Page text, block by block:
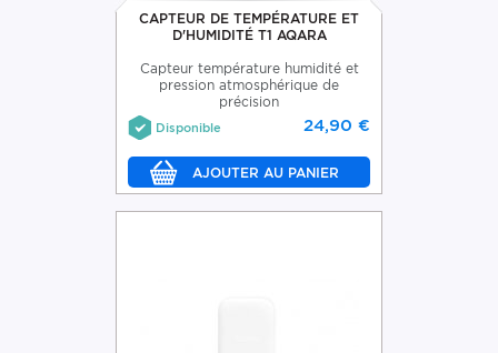
CAPTEUR DE TEMPÉRATURE ET
D'HUMIDITÉ T1 AQARA
Capteur température humidité et
pression atmosphérique de
précision
24,90 €
Disponible